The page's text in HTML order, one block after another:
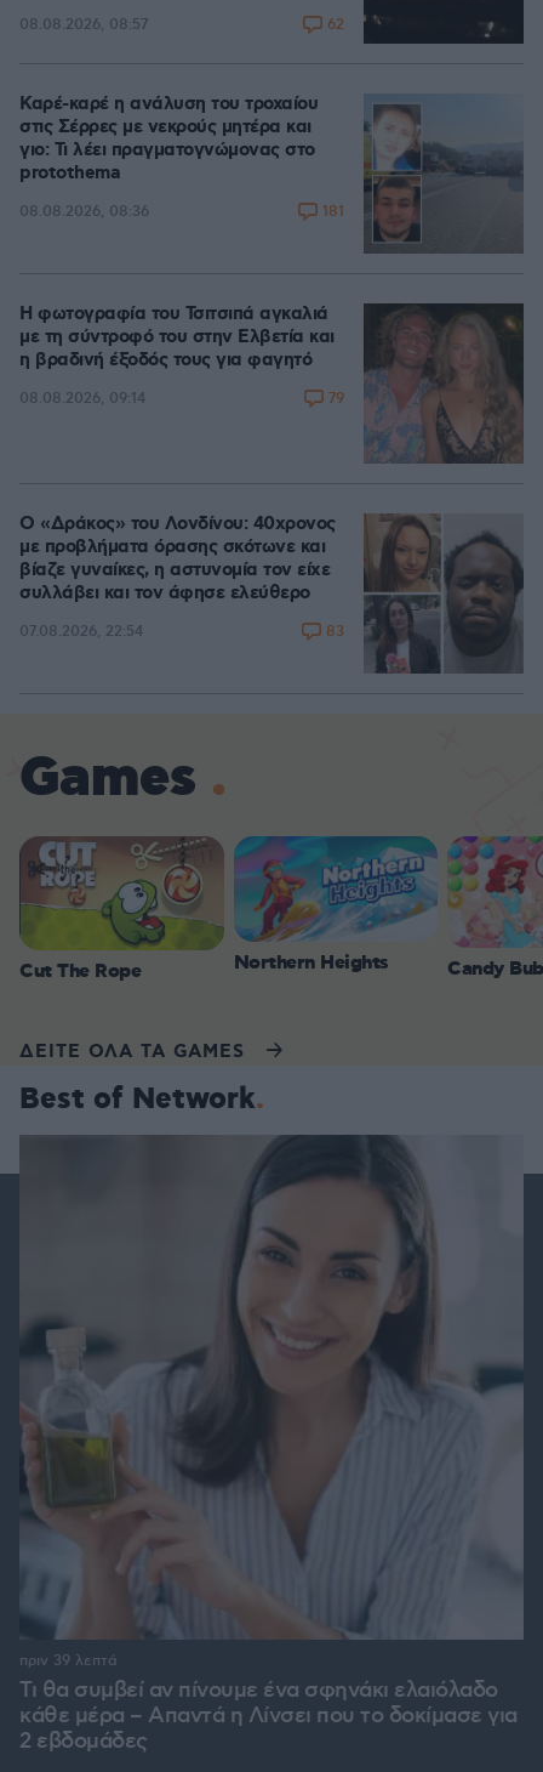
08.08.2026, 08:57 62
Καρέ-καρέ η ανάλυση του τροχαίου
στις Σέρρες με νεκρούς μητέρα και
γιο: Τι λέει πραγματογνώμονας στο
protothema
08.08.2026, 08:36 181
Η φωτογραφία του Τσιτσιπά αγκαλιά
με τη σύντροφό του στην Ελβετία και
η βραδινή έξοδός τους για φαγητό
08.08.2026, 09:14 79
Ο «Δράκος» του Λονδίνου: 40χρονος
με προβλήματα όρασης σκότωνε και
βίαζε γυναίκες, η αστυνομία τον είχε
συλλάβει και τον άφησε ελεύθερο
07.08.2026, 22:54 83
Games
Cut The Rope Northern Heights Candy
ΔΕΙΤΕ ΟΛΑ ΤΑ GAMES
Best of Network
Τι θα συμβεί αν πίνουμε ένα σφηνάκι ελαιόλαδο
κάθε μέρα – Απαντά η Λίνσει που το δοκίμασε για
2 εβδομάδες
πριν 39 λεπτά